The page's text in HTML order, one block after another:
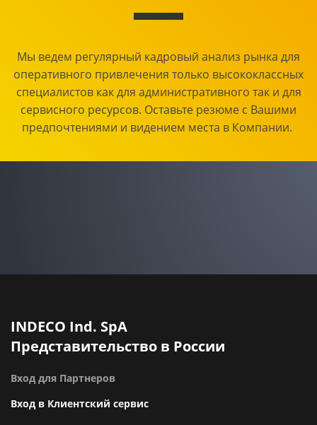
Мы ведем регулярный кадровый анализ рынка для
оперативного привлечения только высококлассных
специалистов как для административного так и для
сервисного ресурсов. Оставьте резюме с Вашими
предпочтениями и видением места в Компании.
INDECO Ind. SpA
Представительство в России
Вход для Партнеров
Вход в Клиентский сервис